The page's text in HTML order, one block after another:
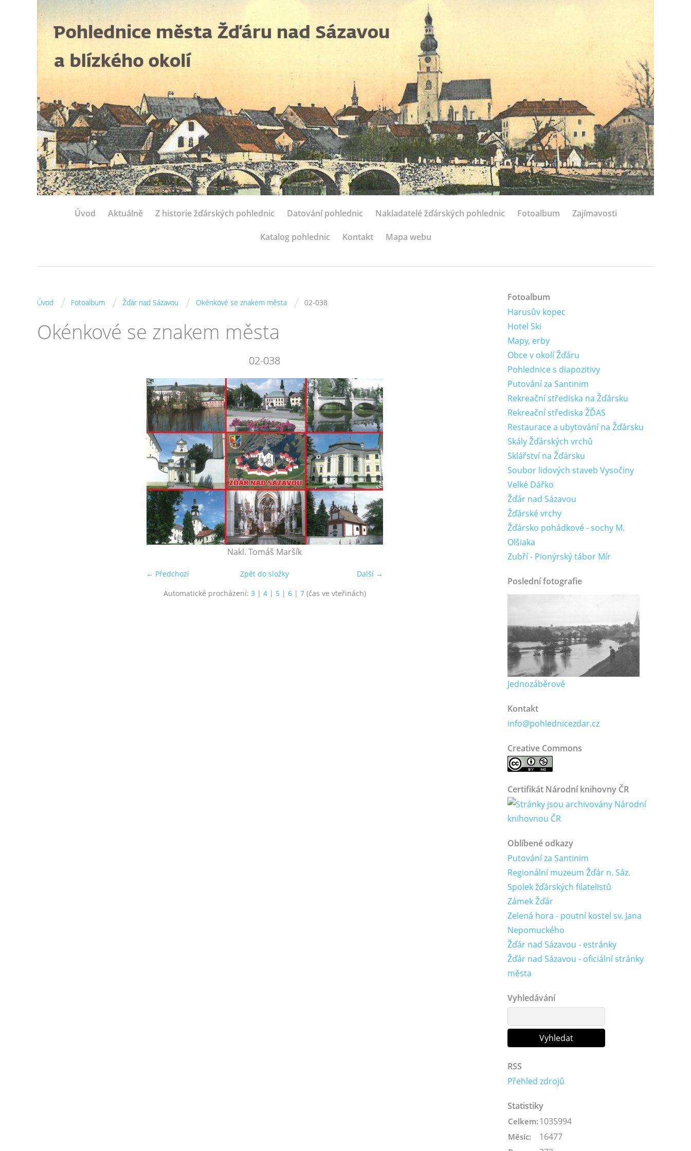
Úvod Aktuálně Z historie žďárských pohlednic Datování pohlednic Nakladatelé žďárských pohlednic Fotoalbum Zajímavosti
Katalog pohlednic Kontakt Mapa webu
Úvod / Fotoalbum / Žďár nad Sázavou / Okénkové se znakem města / 02-038
Okénkové se znakem města
02-038
Nakl. Tomáš Maršík
← Předchozí Další →
Zpět do složky
Automatické procházení: 3 | 4| 5| 6| 7(čas ve vteřinách)
Fotoalbum
Harusův kopec
Hotel Ski
Mapy, erby
Obce v okolí Žďáru
Pohlednice s diapozitivy
Putování za Santinim
Rekreační střediska na Žďársku
Rekreační střediska ŽĎAS
Restaurace a ubytování na Žďársku
Skály Žďárských vrchů
Sklářství na Žďársku
Soubor lidových staveb Vysočiny
Velké Dářko
Žďár nad Sázavou
Žďárské vrchy
Žďársko pohádkové - sochy M.
Olšiaka
Zubří - Pionýrský tábor Mír
Poslední fotografie
Jednozáběrové
Kontakt
info@pohlednicezdar.cz
Creative Commons
Certifikát Národní knihovny ČR
Oblíbené odkazy
Putování za Santinim
Regionální muzeum Žďár n. Sáz.
Spolek žďárských filatelistů
Zámek Žďár
Zelená hora - poutní kostel sv. Jana
Nepomuckého
Žďár nad Sázavou - estránky
Žďár nad Sázavou - oficiální stránky
města
Vyhledávání
RSS
Přehled zdrojů
Statistiky
Celkem: 1035994
Měsíc: 16477